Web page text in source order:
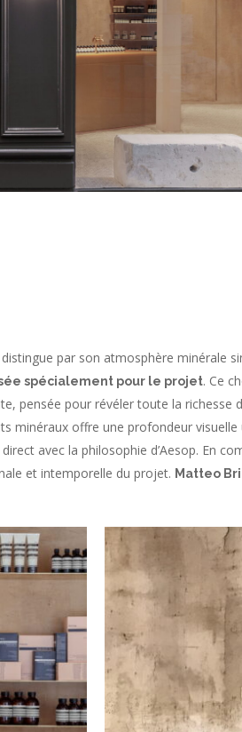
par son atmosphère minérale
spécialement pour le projet. Ce
pensée pour révéler toute la
minéraux offre une profondeur
avec la philosophie d’Aesop. En
et intemporelle du projet. Matteo